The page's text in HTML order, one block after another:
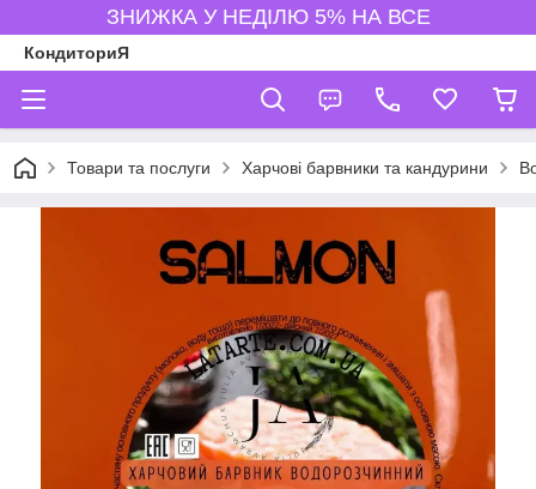
ЗНИЖКА У НЕДІЛЮ 5% НА ВСЕ
КондиториЯ
Товари та послуги Харчові барвники та кандурини